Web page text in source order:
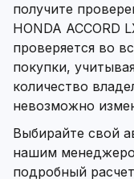
получите
HONDA ACCORD
проверяется во
покупки,
количество
невозможно
Выбирайте свой
нашим
подробный